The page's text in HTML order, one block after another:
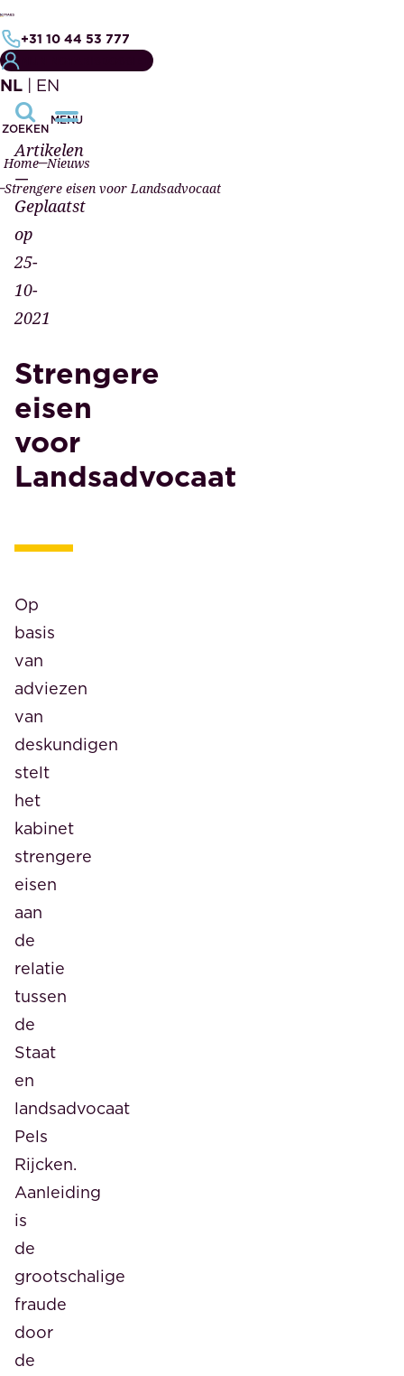
+31 10 44 53 777
NL | EN
ZOEKEN
MENU
Home Nieuws
Strengere eisen voor Landsadvocaat
Artikelen
—
Geplaatst
op
25-
10-
2021
Strengere
eisen
voor
Landsadvocaat
Op
basis
van
adviezen
van
deskundigen
stelt
het
kabinet
strengere
eisen
aan
de
relatie
tussen
de
Staat
en
landsadvocaat
Pels
Rijcken.
Aanleiding
is
de
grootschalige
fraude
door
de